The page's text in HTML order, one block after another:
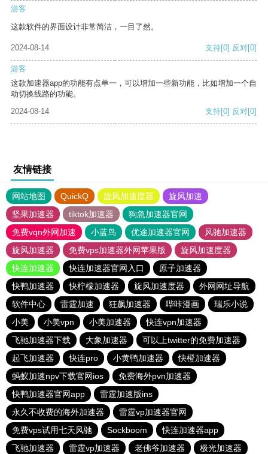
游客
这款软件的界面设计非常简洁，一目了然。
2024-08-14 支持[0] 反对[0]
游客
这款加速器app的功能有点单一，可以增加一些新功能，比如增加一个自
动切换线路的功能。
2024-08-14
支持[0] 反对[0]
友情链接
网站地图 QuickQ 旋风加速度器
旋风加速
坚果加速器
tiktok加速器
狗急加速器官网
免费vqn外网加速
小蓝鸟 优途加速器官网
风驰加速器
旋风加速器
免费vps加速器外网苹果版
旋风加速度器
快连加速器
快连加速器官网入口
原子加速器
快鸭加速器
快柠檬加速器 旋风加速度器
外网网址导航
软件中心
雷霆加速 狂飙加速器 哔咔漫画
瑞乐小说
小美
小美vpn 小美加速器
快连vρn加速器
飞驰加速器下载
大象加速器
可以上twitter的免费加速器
起飞加速器
快连pro 小黄鸭加速器
快橙加速器
蚂蚁加速npv下载官网ios
免费海外pvn加速器
快鸭加速器官网app
雷霆加速版ins
永久不收费的海外加速器
雷霆vp加速器官网
免费vps试用七天风驰
Sockboom
快连加速器app
飞驰加速器
雷霆vp加速器 老佛爷加速器 极光加速器